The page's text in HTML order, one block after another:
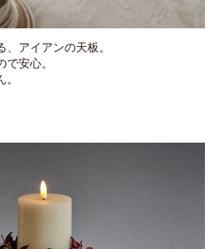
アイアンの天板。
安心。